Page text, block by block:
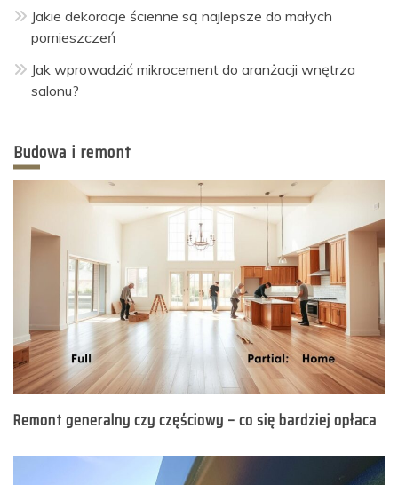
Jakie dekoracje ścienne są najlepsze do małych
pomieszczeń
Jak wprowadzić mikrocement do aranżacji wnętrza
salonu?
Budowa i remont
Remont generalny czy częściowy – co się bardziej opłaca